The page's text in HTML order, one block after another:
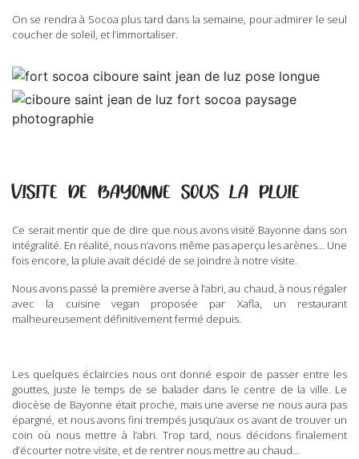
On se rendra à Socoa plus tard dans la semaine, pour admirer le seul
coucher de soleil, et l’immortaliser.
VISITE DE BAYONNE SOUS LA PLUIE
Ce serait mentir que de dire que nous avons visité Bayonne dans son
intégralité. En réalité, nous n’avons même pas aperçu les arènes… Une
fois encore, la pluie avait décidé de se joindre à notre visite.
Nous avons passé la première averse à l’abri, au chaud, à nous régaler
avec la cuisine vegan proposée par Xafla, un restaurant
malheureusement définitivement fermé depuis.
Les quelques éclaircies nous ont donné espoir de passer entre les
gouttes, juste le temps de se balader dans le centre de la ville. Le
diocèse de Bayonne était proche, mais une averse ne nous aura pas
épargné, et nous avons fini trempés jusqu’aux os avant de trouver un
coin où nous mettre à l’abri. Trop tard, nous décidons finalement
d’écourter notre visite, et de rentrer nous mettre au chaud…